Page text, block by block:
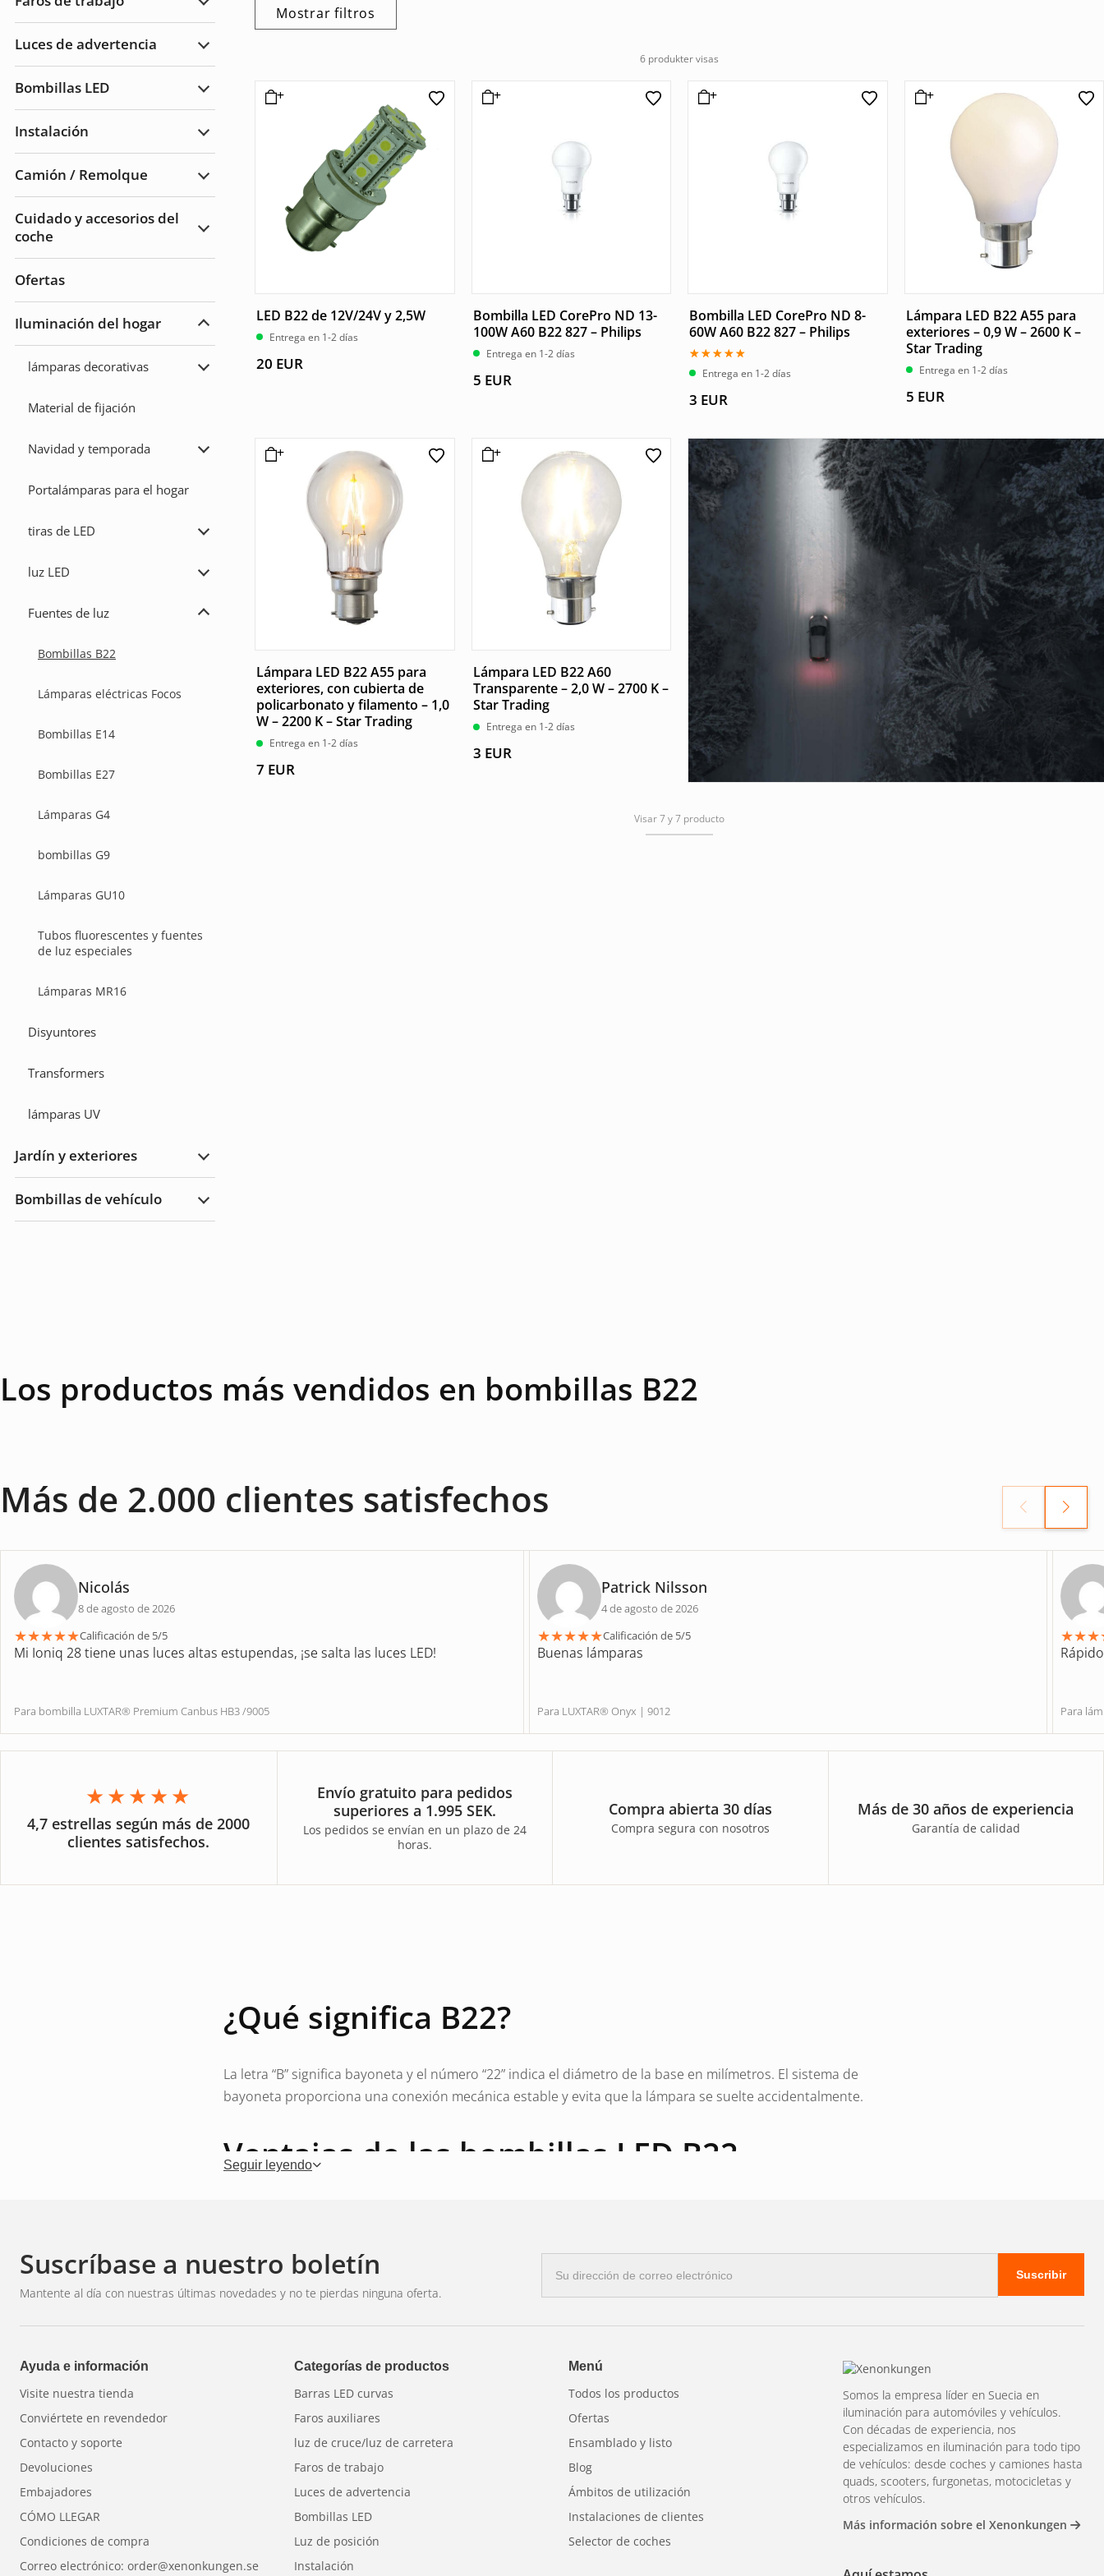
de
Ampliar
trabajo
Luces de advertencia
Ampliar
advertencia
Bombillas LED
Ampliar
Instalación
Ampliar
Camión / Remolque
Ampliar
Cuidado y accesorios del
coche
Ampliar
del
Ofertas
Iluminación del hogar
Ampliar
Iluminación
hogar
lámparas decorativas
Ampliar
Material de fijación
Navidad y temporada
Ampliar
Portalámparas para el hogar
tiras de LED
Ampliar
LED
luz LED
Ampliar
Fuentes de luz
Ampliar
Bombillas B22
Lámparas eléctricas Focos
Bombillas E14
Bombillas E27
Lámparas G4
bombillas G9
Lámparas GU10
Tubos fluorescentes y fuentes
de luz especiales
Lámparas MR16
Disyuntores
Transformers
lámparas UV
Jardín y exteriores
Ampliar
Exteriores
Bombillas de vehículo
Ampliar
Mostrar filtros
6 produkter visas
LED B22 de 12V/24V y 2,5W
Entrega en 1-2 días
20 EUR
Bombilla LED CorePro ND 13-
100W A60 B22 827 – Philips
Entrega en 1-2 días
5 EUR
Bombilla LED CorePro ND 8-
60W A60 B22 827 – Philips
Valorado
con
de 5
Entrega en 1-2 días
3 EUR
Lámpara LED B22 A55 para
exteriores – 0,9 W – 2600 K –
Star Trading
Entrega en 1-2 días
5 EUR
Lámpara LED B22 A55 para
exteriores, con cubierta de
policarbonato y filamento – 1,0
W – 2200 K – Star Trading
Entrega en 1-2 días
7 EUR
Lámpara LED B22 A60
Transparente – 2,0 W – 2700 K –
Star Trading
Entrega en 1-2 días
3 EUR
Visar 7 y 7 producto
Los productos más vendidos en bombillas B22
Más de 2.000 clientes satisfechos
Nicolás
8 de agosto de 2026
★★★★★Calificación de 5/5
Mi Ioniq 28 tiene unas luces altas estupendas, ¡se salta las luces LED!
Para bombilla LUXTAR® Premium Canbus HB3 /9005
Patrick Nilsson
4 de agosto de 2026
★★★★★Calificación de 5/5
Buenas lámparas
Para LUXTAR® Onyx | 9012
★★★
Para
★★★★★
4,7 estrellas según más de 2000
clientes satisfechos.
Envío gratuito para pedidos
superiores a 1.995 SEK.
Los pedidos se envían en un plazo de 24
horas.
Compra abierta 30 días
Compra segura con nosotros
Más de 30 años de experiencia
Garantía de calidad
¿Qué significa B22?
La letra “B” significa bayoneta y el número “22” indica el diámetro de la base en milímetros. El sistema de
bayoneta proporciona una conexión mecánica estable y evita que la lámpara se suelte accidentalmente.
Ventajas de las bombillas LED B22
Instalación estable
– el casquillo de bayoneta está fijado de forma segura
Una opción respetuosa con el medio ambiente.– no contiene sustancias nocivas
Compra bombillas B22 en Xenonkungen.
Antes de comprar, compruebe que su luminaria sea compatible con el estándar B22. Amplia gama de
productos, envío rápido y política de devoluciones de 30 días.
Seguir leyendo
Suscríbase a nuestro boletín
Mantente al día con nuestras últimas novedades y no te pierdas ninguna oferta.
electrónico
Suscribir
Ayuda e información
Visite nuestra tienda
Conviértete en revendedor
Contacto y soporte
Devoluciones
Embajadores
CÓMO LLEGAR
Condiciones de compra
Correo electrónico: order@xenonkungen.se
Categorías de productos
Barras LED curvas
Faros auxiliares
luz de cruce/luz de carretera
Faros de trabajo
Luces de advertencia
Bombillas LED
Luz de posición
Instalación
Menú
Todos los productos
Ofertas
Ensamblado y listo
Blog
Ámbitos de utilización
Instalaciones de clientes
Selector de coches
Somos la empresa líder en Suecia en
iluminación para automóviles y vehículos.
Con décadas de experiencia, nos
especializamos en iluminación para todo tipo
de vehículos: desde coches y camiones hasta
quads, scooters, furgonetas, motocicletas y
otros vehículos.
Más información sobre el Xenonkungen